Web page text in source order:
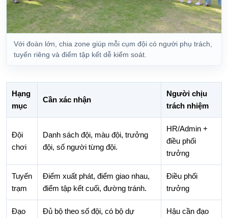
Với đoàn lớn, chia zone giúp mỗi cụm đội có người phụ trách,
tuyến riêng và điểm tập kết dễ kiểm soát.
Hạng
mục
Cần xác nhận
Người chịu
trách nhiệm
Đội
chơi
Danh sách đội, màu đội, trưởng
đội, số người từng đội.
HR/Admin +
điều phối
trưởng
Tuyến
trạm
Điểm xuất phát, điểm giao nhau,
điểm tập kết cuối, đường tránh.
Điều phối
trưởng
Đạo
Đủ bộ theo số đội, có bộ dự
Hậu cần đạo